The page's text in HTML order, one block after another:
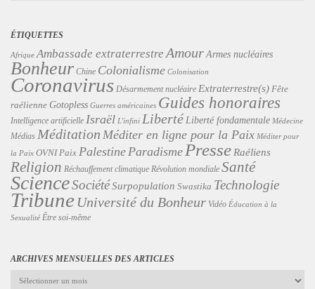
ÉTIQUETTES
Afrique Ambassade extraterrestre Amour Armes nucléaires
Bonheur Chine Colonialisme Colonisation
Coronavirus Désarmement nucléaire Extraterrestre(s) Fête
raélienne Gotopless Guerres américaines Guides honoraires
Intelligence artificielle Israël L'infini Liberté Liberté fondamentale Médecine
Médias Méditation Méditer en ligne pour la Paix Méditer pour
la Paix OVNI Paix PalestineParadisme Presse Raéliens
Religion Réchauffement climatique Révolution mondiale Santé
ScienceSociétéSurpopulation Swastika Technologie
Tribune Université du Bonheur Vidéo Éducation à la
Sexualité Être soi-même
ARCHIVES MENSUELLES DES ARTICLES
Archives